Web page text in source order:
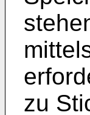
zu